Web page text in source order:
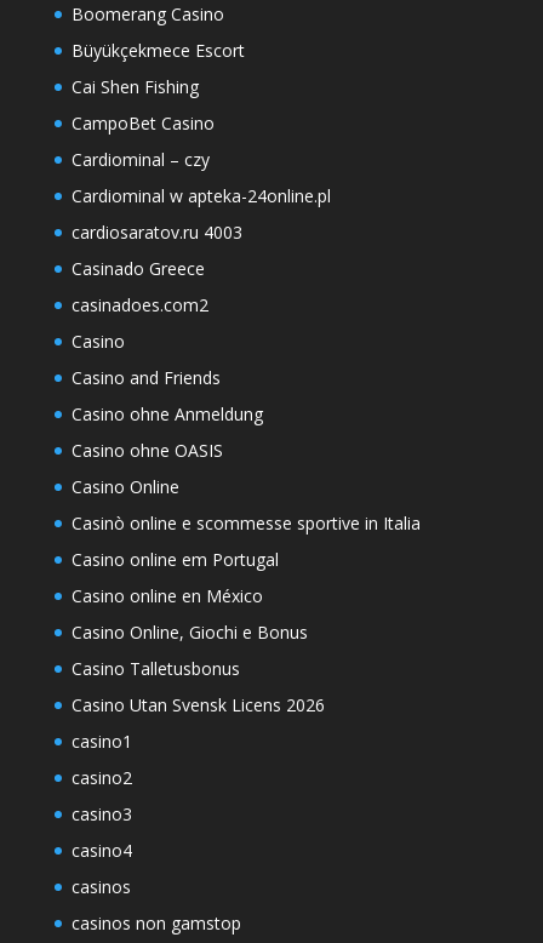
Boomerang Casino
Büyükçekmece Escort
Cai Shen Fishing
CampoBet Casino
Cardiominal – czy
Cardiominal w apteka-24online.pl
cardiosaratov.ru 4003
Casinado Greece
casinadoes.com2
Casino
Casino and Friends
Casino ohne Anmeldung
Casino ohne OASIS
Casino Online
Casinò online e scommesse sportive in Italia
Casino online em Portugal
Casino online en México
Casino Online, Giochi e Bonus
Casino Talletusbonus
Casino Utan Svensk Licens 2026
casino1
casino2
casino3
casino4
casinos
casinos non gamstop